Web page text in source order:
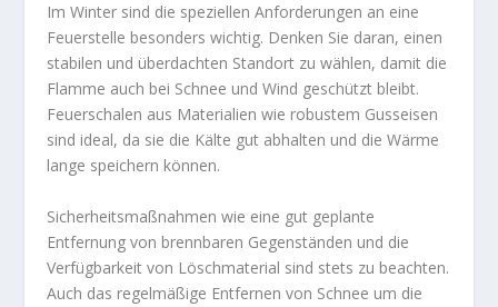
Im Winter sind die speziellen Anforderungen an eine
Feuerstelle besonders wichtig. Denken Sie daran, einen
stabilen und überdachten Standort zu wählen, damit die
Flamme auch bei Schnee und Wind geschützt bleibt.
Feuerschalen aus Materialien wie robustem Gusseisen
sind ideal, da sie die Kälte gut abhalten und die Wärme
lange speichern können.
Sicherheitsmaßnahmen wie eine gut geplante
Entfernung von brennbaren Gegenständen und die
Verfügbarkeit von Löschmaterial sind stets zu beachten.
Auch das regelmäßige Entfernen von Schnee um die